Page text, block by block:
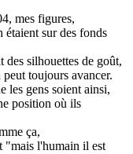
mes figures,
étaient sur des fonds
des silhouettes de goût,
toujours avancer.
les gens soient ainsi,
position où ils
ça,
"mais l'humain il est